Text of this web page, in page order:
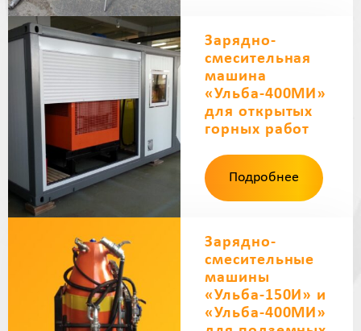
Зарядно-
смесительная
машина
«Ульба-400МИ»
для открытых
горных работ
Подробнее
Зарядно-
смесительные
машины
«Ульба-150И» и
«Ульба-400МИ»